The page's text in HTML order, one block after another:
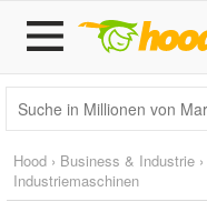
Hood › Business & Industrie ›
Industriemaschinen